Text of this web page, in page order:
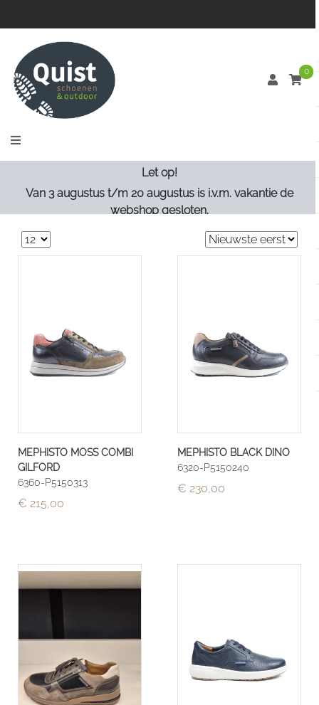
0
Let op!
Van 3 augustus t/m 20 augustus is i.v.m. vakantie de
webshop gesloten.
MEPHISTO MOSS COMBI
GILFORD
6360-P5150313
€ 215,00
MEPHISTO BLACK DINO
6320-P5150240
€ 230,00